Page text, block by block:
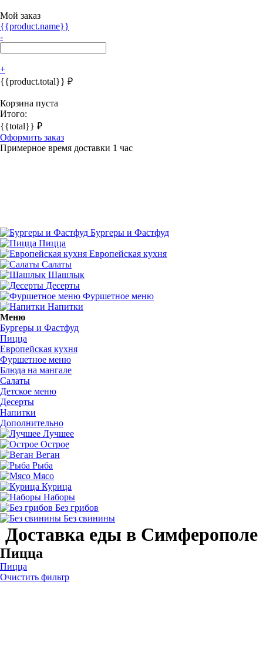
Мой заказ
{{product.name}}
-
+
{{product.total}} ₽
Корзина пуста
Итого:
{{total}} ₽
Оформить заказ
Примерное время доставки 1 час
Бургеры и Фастфуд
Пицца
Европейская кухня
Салаты
Шашлык
Десерты
Фуршетное меню
Напитки
Меню
Бургеры и Фастфуд
Пицца
Европейская кухня
Фуршетное меню
Блюда на мангале
Салаты
Детское меню
Десерты
Напитки
Дополнительно
Лучшее
Острое
Веган
Рыба
Мясо
Курица
Наборы
Без грибов
Без свинины
Доставка еды в Симферополе
Пицца
Пицца
Очистить фильтр